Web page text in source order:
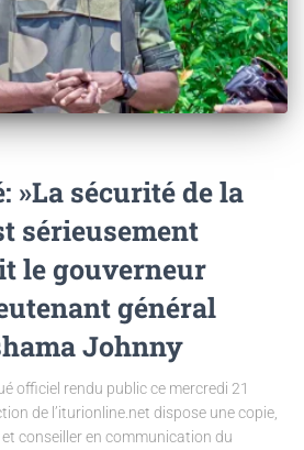
»La sécurité de la
sérieusement
le gouverneur
général
Johnny
officiel rendu public ce mercredi 21
de l’iturionline.net dispose une copie,
et conseiller en communication du